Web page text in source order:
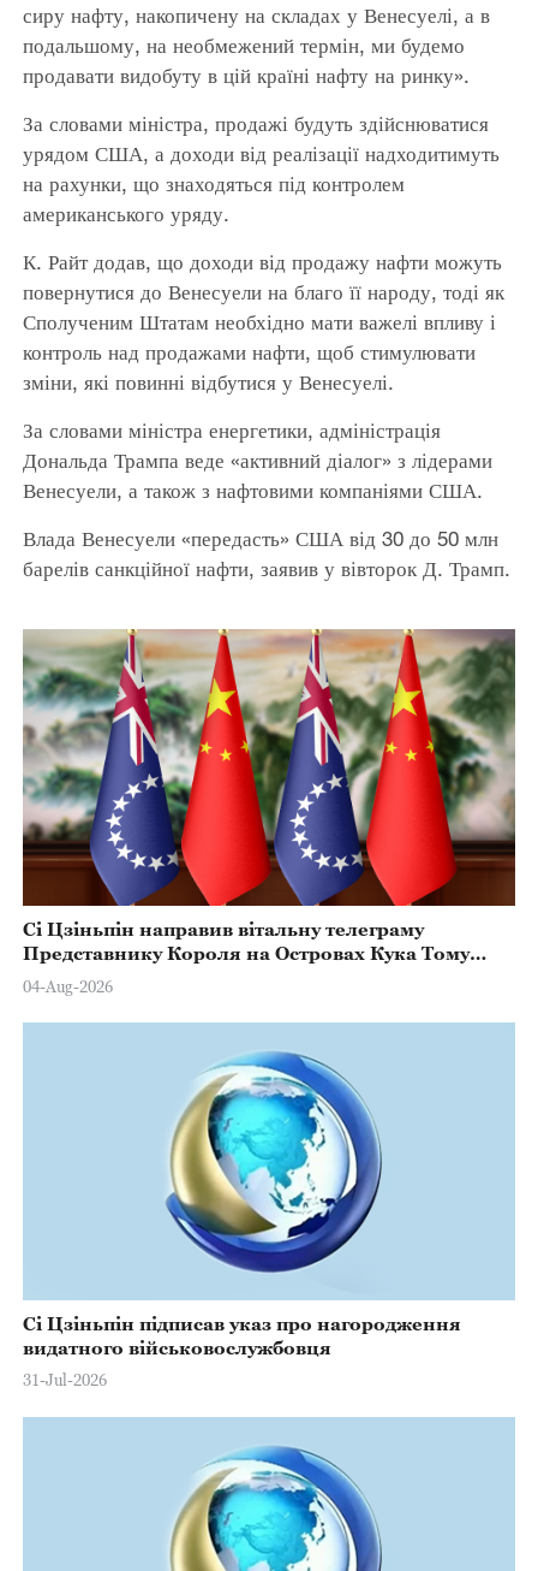
сиру нафту, накопичену на складах у Венесуелі, а в
подальшому, на необмежений термін, ми будемо
продавати видобуту в цій країні нафту на ринку».
За словами міністра, продажі будуть здійснюватися
урядом США, а доходи від реалізації надходитимуть
на рахунки, що знаходяться під контролем
американського уряду.
К. Райт додав, що доходи від продажу нафти можуть
повернутися до Венесуели на благо її народу, тоді як
Сполученим Штатам необхідно мати важелі впливу і
контроль над продажами нафти, щоб стимулювати
зміни, які повинні відбутися у Венесуелі.
За словами міністра енергетики, адміністрація
Дональда Трампа веде «активний діалог» з лідерами
Венесуели, а також з нафтовими компаніями США.
Влада Венесуели «передасть» США від 30 до 50 млн
барелів санкційної нафти, заявив у вівторок Д. Трамп.
Сі Цзіньпін направив вітальну телеграму
Представнику Короля на Островах Кука Тому
Марстерсу з нагоди Дня Конституції
04-Aug-2026
Сі Цзіньпін підписав указ про нагородження
видатного військовослужбовця
31-Jul-2026